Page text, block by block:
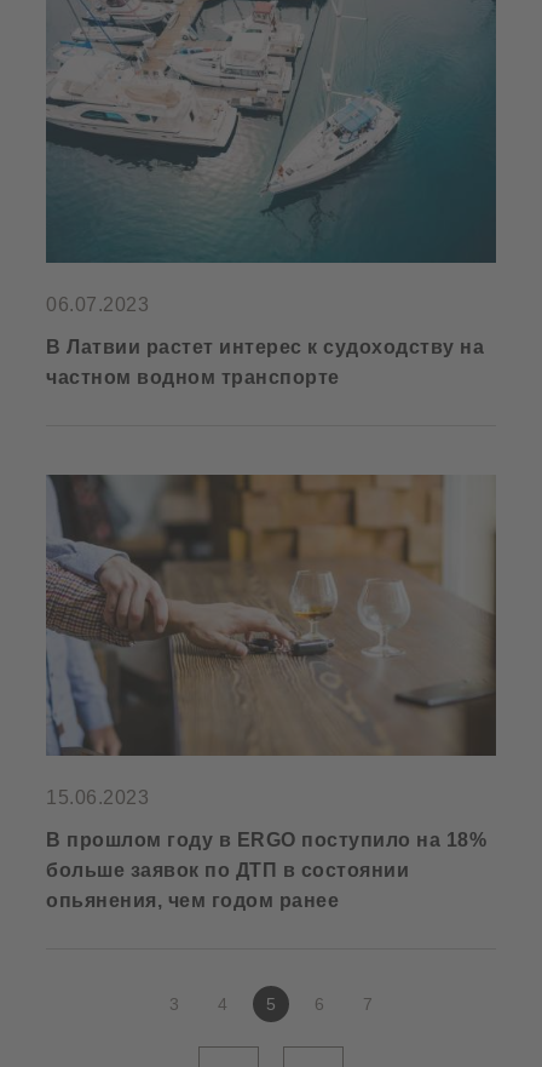
06.07.2023
В Латвии растет интерес к судоходству на
частном водном транспорте
15.06.2023
В прошлом году в ERGO поступило на 18%
больше заявок по ДТП в состоянии
опьянения, чем годом ранее
3 4 5 6 7